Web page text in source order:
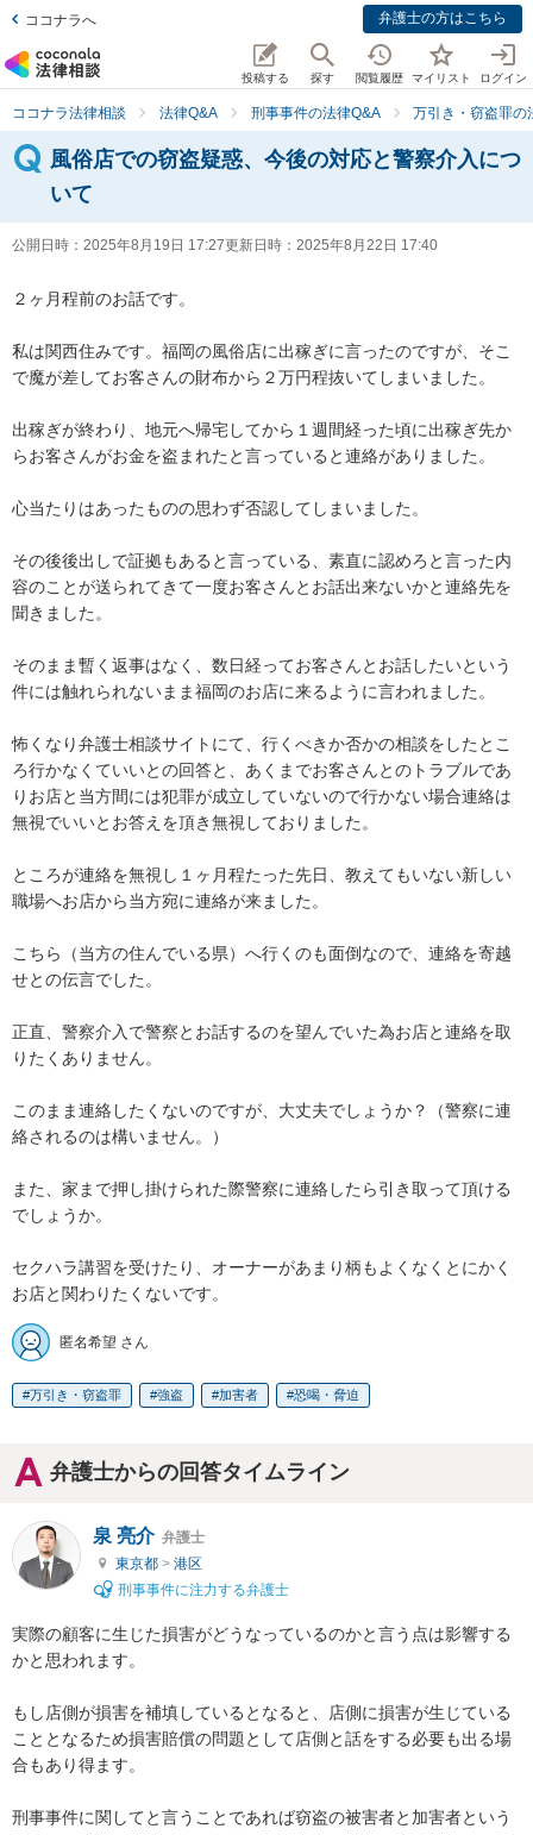
ココナラへ 弁護士の方はこちら
投稿する 探す 閲覧履歴 マイリスト ログイン
ココナラ法律相談 法律Q&A 刑事事件の法律Q&A 万引き・窃盗罪の
風俗店での窃盗疑惑、今後の対応と警察介入につ
いて
公開日時： 2025年8月19日 17:27更新日時： 2025年8月22日 17:40
２ヶ月程前のお話です。
私は関西住みです。福岡の風俗店に出稼ぎに言ったのですが、そこ
で魔が差してお客さんの財布から２万円程抜いてしまいました。
出稼ぎが終わり、地元へ帰宅してから１週間経った頃に出稼ぎ先か
らお客さんがお金を盗まれたと言っていると連絡がありました。
心当たりはあったものの思わず否認してしまいました。
その後後出しで証拠もあると言っている、素直に認めろと言った内
容のことが送られてきて一度お客さんとお話出来ないかと連絡先を
聞きました。
そのまま暫く返事はなく、数日経ってお客さんとお話したいという
件には触れられないまま福岡のお店に来るように言われました。
怖くなり弁護士相談サイトにて、行くべきか否かの相談をしたとこ
ろ行かなくていいとの回答と、あくまでお客さんとのトラブルであ
りお店と当方間には犯罪が成立していないので行かない場合連絡は
無視でいいとお答えを頂き無視しておりました。
ところが連絡を無視し１ヶ月程たった先日、教えてもいない新しい
職場へお店から当方宛に連絡が来ました。
こちら（当方の住んでいる県）へ行くのも面倒なので、連絡を寄越
せとの伝言でした。
正直、警察介入で警察とお話するのを望んでいた為お店と連絡を取
りたくありません。
このまま連絡したくないのですが、大丈夫でしょうか？（警察に連
絡されるのは構いません。）
また、家まで押し掛けられた際警察に連絡したら引き取って頂ける
でしょうか。
セクハラ講習を受けたり、オーナーがあまり柄もよくなくとにかく
お店と関わりたくないです。
匿名希望 さん
万引き・窃盗罪 強盗 加害者 恐喝・脅迫
弁護士からの回答タイムライン
泉 亮介 弁護士
東京都 > 港区
刑事事件に注力する弁護士
実際の顧客に生じた損害がどうなっているのかと言う点は影響する
かと思われます。
もし店側が損害を補填しているとなると、店側に損害が生じている
こととなるため損害賠償の問題として店側と話をする必要も出る場
合もあり得ます。
刑事事件に関してと言うことであれば窃盗の被害者と加害者という